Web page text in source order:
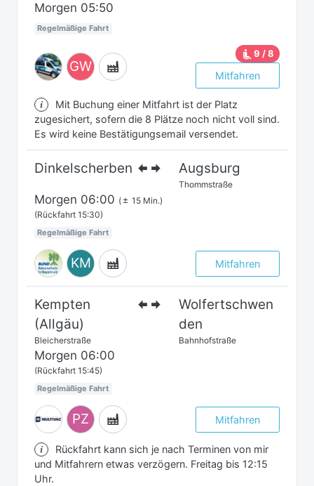
Morgen 05:50
Regelmäßige Fahrt
GW
9 / 8
Mitfahren
Mit Buchung einer Mitfahrt ist der Platz
zugesichert, sofern die 8 Plätze noch nicht voll sind.
Es wird keine Bestätigungsemail versendet.
Dinkelscherben Augsburg
Thommstraße
Morgen 06:00 (
15 Min.)
(Rückfahrt 15:30)
Regelmäßige Fahrt
KM Mitfahren
Kempten
(Allgäu)
Bleicherstraße
Wolfertschwen
den
Bahnhofstraße
Morgen 06:00
(Rückfahrt 15:45)
Regelmäßige Fahrt
PZ Mitfahren
Rückfahrt kann sich je nach Terminen von mir
und Mitfahrern etwas verzögern. Freitag bis 12:15
Uhr.